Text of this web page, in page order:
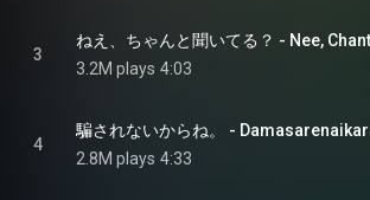
3
ねえ、ちゃんと聞いてる？ - Nee,
3.2M plays 4:03
4
騙されないからね。 -
2.8M plays 4:33